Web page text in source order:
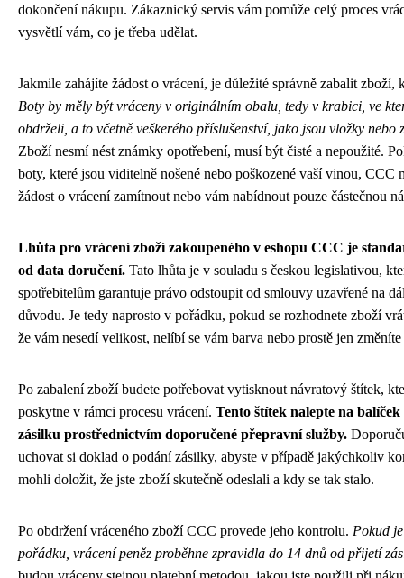
dokončení nákupu. Zákaznický servis vám pomůže celý proces
vysvětlí vám, co je třeba udělat.
Jakmile zahájíte žádost o vrácení, je důležité správně zabalit zboží,
Boty by měly být vráceny v originálním obalu, tedy v krabici, ve
obdrželi, a to včetně veškerého příslušenství, jako jsou vložky nebo
Zboží nesmí nést známky opotřebení, musí být čisté a nepoužité.
boty, které jsou viditelně nošené nebo poškozené vaší vinou, CCC
žádost o vrácení zamítnout nebo vám nabídnout pouze částečnou
Lhůta pro vrácení zboží zakoupeného v eshopu CCC je
od data doručení. Tato lhůta je v souladu s českou legislativou,
spotřebitelům garantuje právo odstoupit od smlouvy uzavřené na
důvodu. Je tedy naprosto v pořádku, pokud se rozhodnete zboží
že vám nesedí velikost, nelíbí se vám barva nebo prostě jen změníte
Po zabalení zboží budete potřebovat vytisknout návratový štítek,
poskytne v rámci procesu vrácení. Tento štítek nalepte na balíček
zásilku prostřednictvím doporučené přepravní služby.
uchovat si doklad o podání zásilky, abyste v případě jakýchkoliv
mohli doložit, že jste zboží skutečně odeslali a kdy se tak stalo.
Po obdržení vráceného zboží CCC provede jeho kontrolu. Pokud
pořádku, vrácení peněz proběhne zpravidla do 14 dnů od přijetí